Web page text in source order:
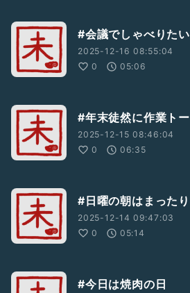
#会議でしゃべりた
2025-12-16 08:55:04
0
05:06
#年末徒然に作業ト
2025-12-15 08:46:04
0
06:35
#日曜の朝はまった
2025-12-14 09:47:03
0
05:14
#今日は焼肉の日